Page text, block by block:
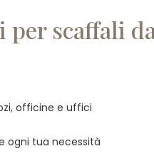
per scaffali
officine e uffici
ogni tua necessità